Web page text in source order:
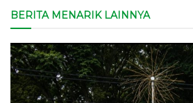
BERITA MENARIK LAINNYA